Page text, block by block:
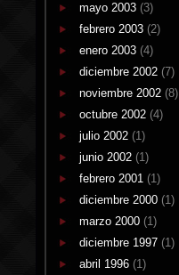
mayo 2003 (3)
febrero 2003 (2)
enero 2003 (4)
diciembre 2002 (7)
noviembre 2002 (8)
octubre 2002 (4)
julio 2002 (1)
junio 2002 (1)
febrero 2001 (1)
diciembre 2000 (1)
marzo 2000 (1)
diciembre 1997 (1)
abril 1996 (1)